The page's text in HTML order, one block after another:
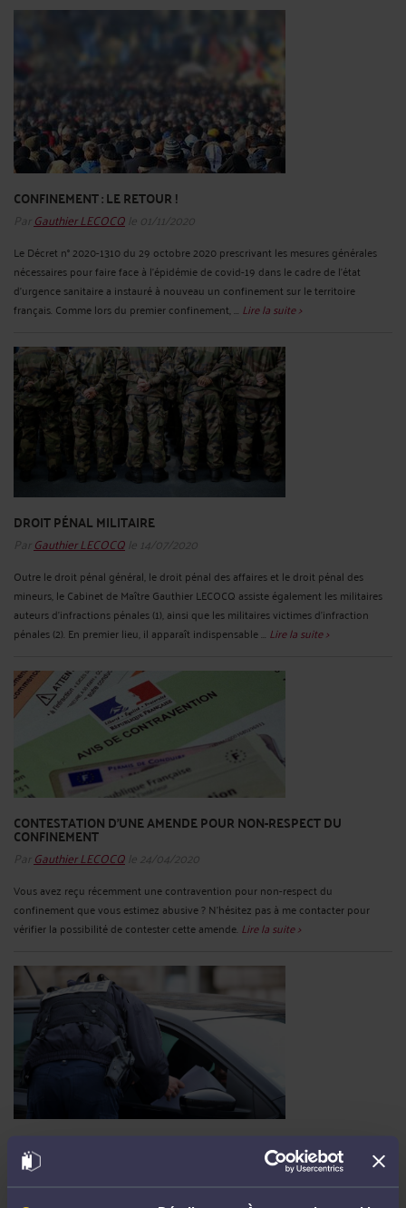
CONFINEMENT : LE RETOUR !
Par Gauthier LECOCQ le 01/11/2020
Le Décret n° 2020-1310 du 29 octobre 2020 prescrivant les mesures générales
nécessaires pour faire face à l'épidémie de covid-19 dans le cadre de l'état
d'urgence sanitaire a instauré à nouveau un confinement sur le territoire
français. Comme lors du premier confinement, ... Lire la suite >
DROIT PÉNAL MILITAIRE
Par Gauthier LECOCQ le 14/07/2020
Outre le droit pénal général, le droit pénal des affaires et le droit pénal des
mineurs, le Cabinet de Maître Gauthier LECOCQ assiste également les militaires
auteurs d'infractions pénales (1), ainsi que les militaires victimes d’infraction
pénales (2). En premier lieu, il apparaît indispensable ... Lire la suite >
CONTESTATION D'UNE AMENDE POUR NON-RESPECT DU
CONFINEMENT
Par Gauthier LECOCQ le 24/04/2020
Vous avez reçu récemment une contravention pour non-respect du
confinement que vous estimez abusive ? N'hésitez pas à me contacter pour
vérifier la possibilité de contester cette amende. Lire la suite >
LES SANCTIONS PÉNALES LIÉES AU NON-RESPECT DU
CONFINEMENT
ParGauthier LECOCQ